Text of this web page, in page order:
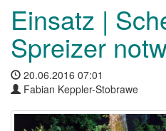
Einsatz |
Spreizer
20.06.2016 07:01
Fabian Keppler-Stobrawe